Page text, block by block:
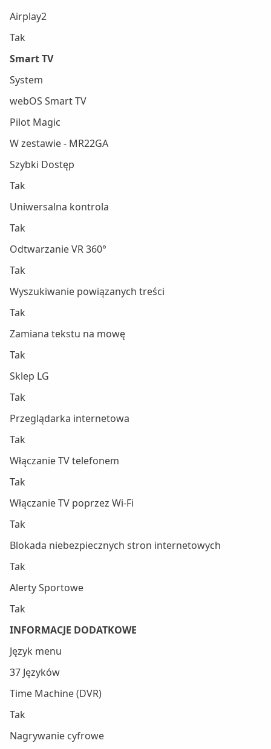
Airplay2
Tak
Smart TV
System
webOS Smart TV
Pilot Magic
W zestawie - MR22GA
Szybki Dostęp
Tak
Uniwersalna kontrola
Tak
Odtwarzanie VR 360°
Tak
Wyszukiwanie powiązanych treści
Tak
Zamiana tekstu na mowę
Tak
Sklep LG
Tak
Przeglądarka internetowa
Tak
Włączanie TV telefonem
Tak
Włączanie TV poprzez Wi-Fi
Tak
Blokada niebezpiecznych stron internetowych
Tak
Alerty Sportowe
Tak
INFORMACJE DODATKOWE
Język menu
37 Języków
Time Machine (DVR)
Tak
Nagrywanie cyfrowe